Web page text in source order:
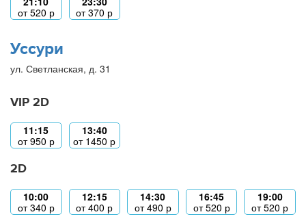
от520 р
от370 р
Уссури
ул. Светланская, д. 31
VIP 2D
11:15
от950 р
13:40
от 1450 р
2D
10:00
от340 р
12:15
от400 р
14:30
от490 р
16:45
от520 р
19:00
от520 р